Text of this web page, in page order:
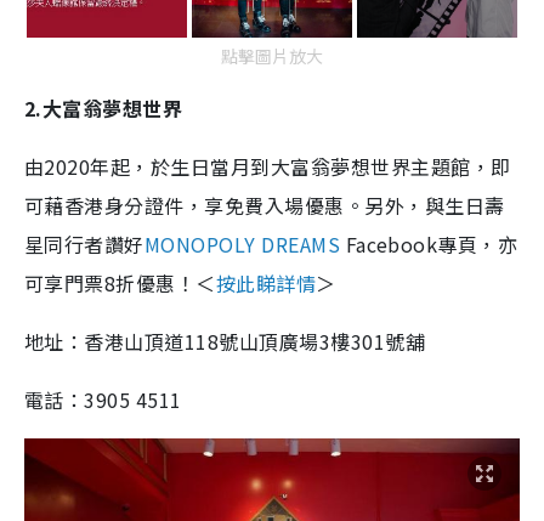
點擊圖片放大
2.大富翁夢想世界
由2020年起，於生日當月到大富翁夢想世界主題館，即
可藉香港身分證件，享免費入場優惠。另外，與生日壽
星同行者讚好MONOPOLY DREAMS Facebook專頁，亦
可享門票8折優惠！＜按此睇詳情＞
地址：香港山頂道118號山頂廣場3樓301號舖
電話：3905 4511